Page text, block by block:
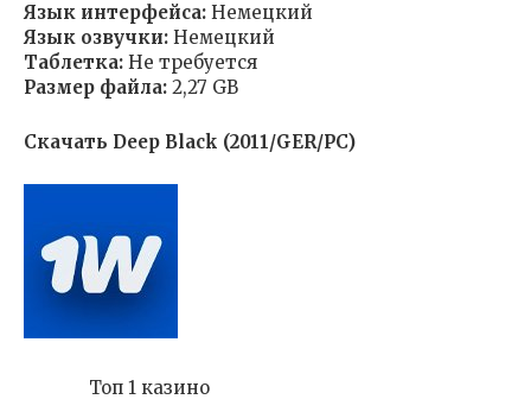
Язык интерфейса: Немецкий
Язык озвучки: Немецкий
Таблетка: Не требуется
Размер файла: 2,27 GB
Скачать Deep Black (2011/GER/PC)
Топ 1 казино